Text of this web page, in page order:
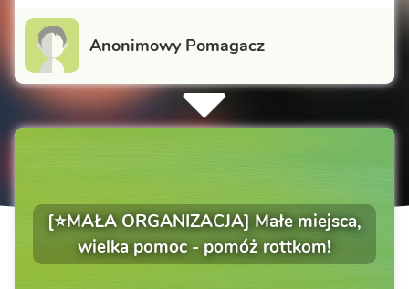
Anonimowy Pomagacz
[⭐MAŁA ORGANIZACJA] Małe miejsca,
wielka pomoc - pomóż rottkom!